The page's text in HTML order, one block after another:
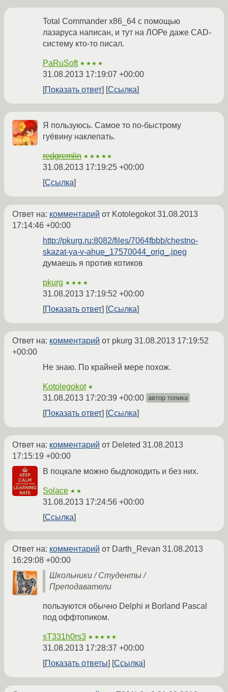
Total Commander x86_64 с помощью
лазаруса написан, и тут на ЛОРе даже CAD-
систему кто-то писал.
PaRuSoft ★★★★
31.08.2013 17:19:07 +00:00
Показать ответ
Ссылка
Я пользуюсь. Самое то по-быстрому
гуёвину наклепать.
redgremlin ★★★★★
31.08.2013 17:19:25 +00:00
Ссылка
Ответ на: комментарий от Kotolegokot31.08.2013
17:14:46 +00:00
http://pkurg.ru:8082/files/7064fbbb/chestno-
skazat-ya-v-ahue_17570044_orig_.jpeg
думаешь я против котиков
pkurg ★★★★
31.08.2013 17:19:52 +00:00
Показать ответ
Ссылка
Ответ на: комментарий от pkurg 31.08.2013 17:19:52
+00:00
Не знаю. По крайней мере похож.
Kotolegokot ★
31.08.2013 17:20:39 +00:00 автор топика
Показать ответ Ссылка
Ответ на: комментарий от Deleted 31.08.2013
17:15:19 +00:00
В поцкале можно быдлокодить и без них.
Solace ★★
31.08.2013 17:24:56 +00:00
Ссылка
Ответ на: комментарий от Darth_Revan 31.08.2013
16:29:08 +00:00
Школьники / Студенты /
Преподаватели
пользуются обычно Delphi и Borland Pascal
под оффтопиком.
sT331h0rs3 ★★★★★
31.08.2013 17:28:37 +00:00
Показать ответы
Ссылка